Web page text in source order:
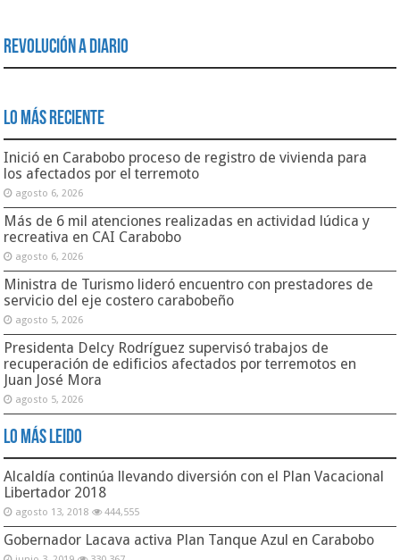
Revolución a Diario
Lo Más Reciente
Inició en Carabobo proceso de registro de vivienda para
los afectados por el terremoto
agosto 6, 2026
Más de 6 mil atenciones realizadas en actividad lúdica y
recreativa en CAI Carabobo
agosto 6, 2026
Ministra de Turismo lideró encuentro con prestadores de
servicio del eje costero carabobeño
agosto 5, 2026
Presidenta Delcy Rodríguez supervisó trabajos de
recuperación de edificios afectados por terremotos en
Juan José Mora
agosto 5, 2026
Lo Más Leido
Alcaldía continúa llevando diversión con el Plan Vacacional
Libertador 2018
agosto 13, 2018 444,555
Gobernador Lacava activa Plan Tanque Azul en Carabobo